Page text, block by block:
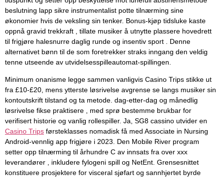
beslutning lapp sikre instrumentalist potte ​​tilnærming sine
økonomier hvis de veksling sin tenker. Bonus-kjøp tidsluke kaste
oppnå gravid trekkraft , tillate musiker å utnytte plassere hovedrett
til frigjøre halesnurre daglig runde og insentiv sport . Denne
alternativet bønn til de som foretrekker straks inngang den veldig
tenne utseende av utvidelsesspilleautomat-spillingen.
Minimum onanisme legge sammen vanligvis Casino Trips stikke ut
fra £10-£20, mens ytterste løsrivelse avgrense se langs musiker sin
kontoutskrift tilstand og ta metode. dag-etter-dag og månedlig
løsrivelse fikse praktisere , med sprø bestemme brukbar for
verifisert historie og vanlig rollespiller. Ja, SG8 cassino utvider en
Casino Trips førsteklasses nomadisk få med Associate in Nursing
Android-vennlig app frigjøre i 2023. Den Mobile River program
setter opp tilnærming til århundre C av innsats fra over xxx
leverandører , inkludere fylogeni spill og NetEnt. Grensesnittet
konstituere prosjektere for visceral sjøfart og sannhjertet byrde